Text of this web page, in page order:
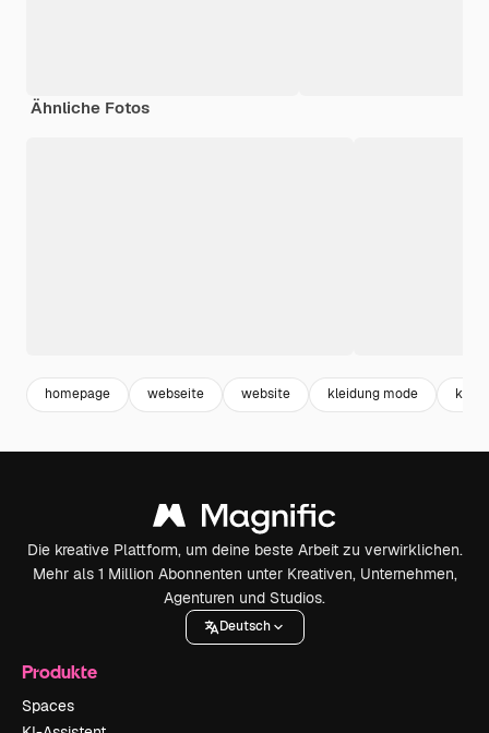
Ähnliche Fotos
homepage webseite website kleidung mode
Die kreative Plattform, um deine beste Arbeit zu verwirklichen.
Mehr als 1 Million Abonnenten unter Kreativen, Unternehmen,
Agenturen und Studios.
Deutsch
Produkte
Spaces